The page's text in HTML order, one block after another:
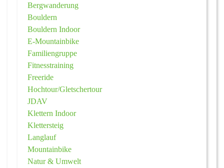
Bergwanderung
Bouldern
Bouldern Indoor
E-Mountainbike
Familiengruppe
Fitnesstraining
Freeride
Hochtour/Gletschertour
JDAV
Klettern Indoor
Klettersteig
Langlauf
Mountainbike
Natur & Umwelt